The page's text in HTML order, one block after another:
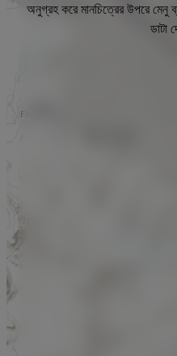
অনুগ্রহ করে মানচিত্রের উপরে মেনু
ডাটা